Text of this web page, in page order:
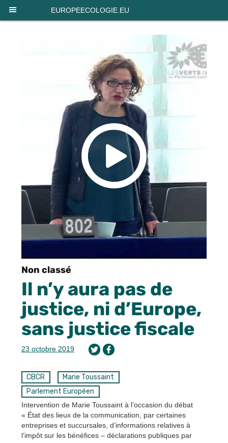
EUROPEECOLOGIE.EU
Non classé
Il n’y aura pas de
justice, ni d’Europe,
sans justice fiscale
23 octobre 2019
CBCR
Marie Toussaint
Parlement Européen
Intervention de Marie Toussaint à l’occasion du débat
« État des lieux de la communication, par certaines
entreprises et succursales, d’informations relatives à
l’impôt sur les bénéfices – déclarations publiques par